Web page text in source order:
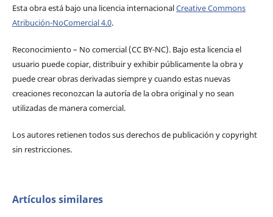
Esta obra está bajo una licencia internacionalCreative Commons
Atribución-NoComercial 4.0.
Reconocimiento – No comercial (CC BY-­NC). Bajo esta licencia el
usuario puede copiar, distribuir y exhibir públicamente la obra y
puede crear obras derivadas siempre y cuando estas nuevas
creaciones reconozcan la autoría de la obra original y no sean
utilizadas de manera comercial.
Los autores retienen todos sus derechos de publicación y copyright
sin restricciones.
Artículos similares